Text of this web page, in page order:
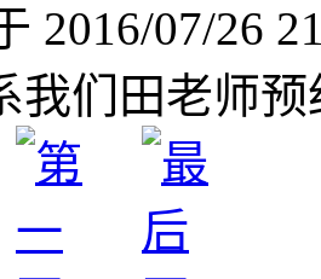
2016/07/26
我们田老师预